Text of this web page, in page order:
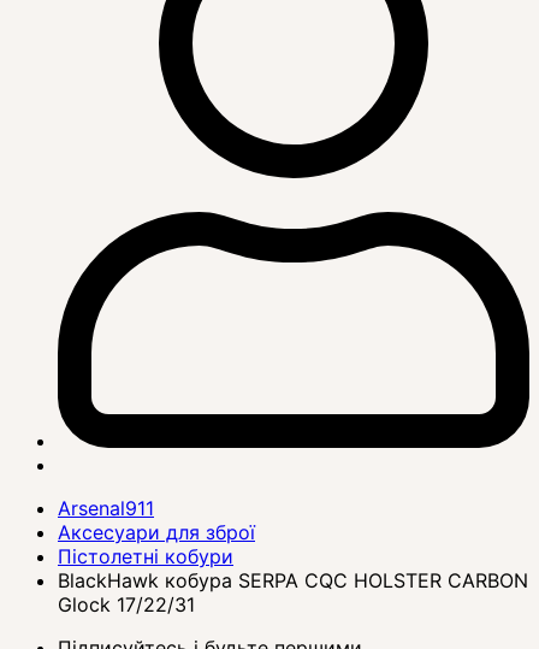
Arsenal911
Аксесуари для зброї
Пістолетні кобури
BlackHawk кобура SERPA CQC HOLSTER CARBON
Glock 17/22/31